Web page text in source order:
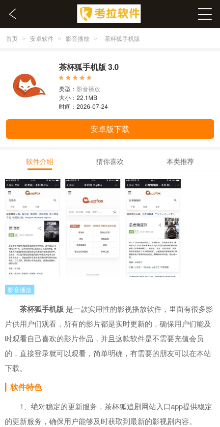
首页 > 安卓软件 > 影音播放 > 茶杯狐手机版
茶杯狐手机版 3.0
类型： 影音播放
大小：22.1MB
时间：2026-07-24
安卓版下载
软件介绍 猜你喜欢 本类推荐
影音播放
茶杯狐手机版 是一款实用性的影视播放软件，里面有很多影
片供用户们观看，所有的影片都是实时更新的，确保用户们能及
时观看自己喜欢的影片作品，并且这款软件是不需要充值会员
的，直接登录就可以观看，简单明确，有需要的朋友可以在本站
下载。
软件特色
1、绝对稳定的更新服务，茶杯狐追剧网站入口app提供稳定
的更新服务，确保用户能够及时获取到最新的影视剧内容。